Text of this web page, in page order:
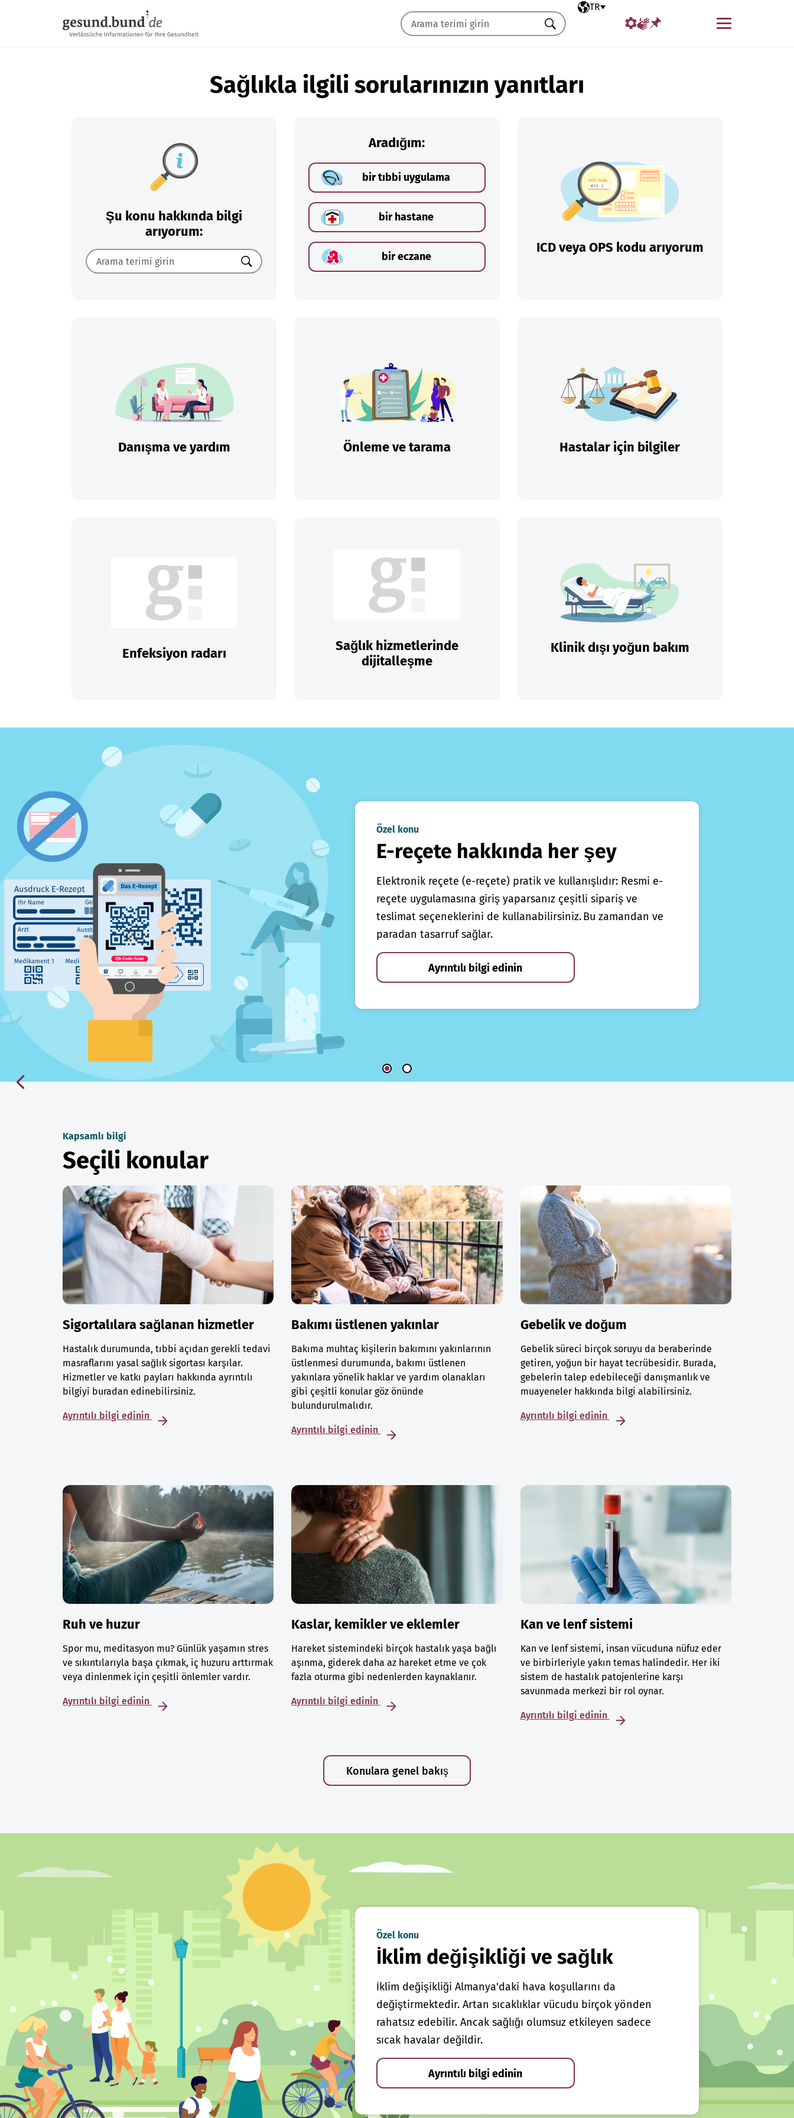
Seçili dil
TR
Menü
Ara
Sağlıkla ilgili sorularınızın yanıtları
Şu konu hakkında bilgi
arıyorum:
Ara
Aradığım:
bir tıbbi uygulama
bir hastane
bir eczane
ICD veya OPS kodu arıyorum
Danışma ve yardım Önleme ve tarama Hastalar için bilgiler
Enfeksiyon radarı
Sağlık hizmetlerinde
dijitalleşme
Klinik dışı yoğun bakım
Özel konu
E-reçete hakkında her şey
Elektronik reçete (e-reçete) pratik ve kullanışlıdır: Resmi e-
reçete uygulamasına giriş yaparsanız çeşitli sipariş ve
teslimat seçeneklerini de kullanabilirsiniz. Bu zamandan ve
paradan tasarruf sağlar.
Ayrıntılı bilgi edinin
Kapsamlı bilgi
Seçili konular
Sigortalılara sağlanan hizmetler
Hastalık durumunda, tıbbi açıdan gerekli tedavi
masraflarını yasal sağlık sigortası karşılar.
Hizmetler ve katkı payları hakkında ayrıntılı
bilgiyi buradan edinebilirsiniz.
Ayrıntılı bilgi edinin
Bakımı üstlenen yakınlar
Bakıma muhtaç kişilerin bakımını yakınlarının
üstlenmesi durumunda, bakımı üstlenen
yakınlara yönelik haklar ve yardım olanakları
gibi çeşitli konular göz önünde
bulundurulmalıdır.
Ayrıntılı bilgi edinin
Gebelik ve doğum
Gebelik süreci birçok soruyu da beraberinde
getiren, yoğun bir hayat tecrübesidir. Burada,
gebelerin talep edebileceği danışmanlık ve
muayeneler hakkında bilgi alabilirsiniz.
Ayrıntılı bilgi edinin
Ruh ve huzur
Spor mu, meditasyon mu? Günlük yaşamın stres
ve sıkıntılarıyla başa çıkmak, iç huzuru arttırmak
veya dinlenmek için çeşitli önlemler vardır.
Ayrıntılı bilgi edinin
Kaslar, kemikler ve eklemler
Hareket sistemindeki birçok hastalık yaşa bağlı
aşınma, giderek daha az hareket etme ve çok
fazla oturma gibi nedenlerden kaynaklanır.
Ayrıntılı bilgi edinin
Kan ve lenf sistemi
Kan ve lenf sistemi, insan vücuduna nüfuz eder
ve birbirleriyle yakın temas halindedir. Her iki
sistem de hastalık patojenlerine karşı
savunmada merkezi bir rol oynar.
Ayrıntılı bilgi edinin
Konulara genel bakış
Özel konu
İklim değişikliği ve sağlık
İklim değişikliği Almanya'daki hava koşullarını da
değiştirmektedir. Artan sıcaklıklar vücudu birçok yönden
rahatsız edebilir. Ancak sağlığı olumsuz etkileyen sadece
sıcak havalar değildir.
Ayrıntılı bilgi edinin